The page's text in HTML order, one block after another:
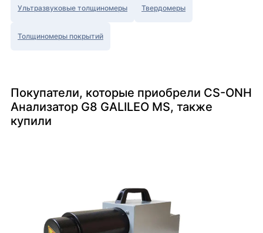
Ультразвуковые толщиномеры Твердомеры
Толщиномеры покрытий
Покупатели, которые приобрели CS-ONH
Анализатор G8 GALILEO MS, также
купили